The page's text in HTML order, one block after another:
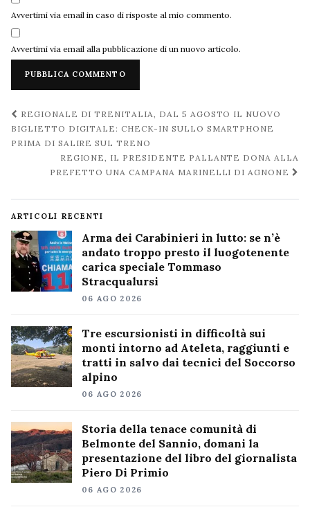
Avvertimi via email in caso di risposte al mio commento.
Avvertimi via email alla pubblicazione di un nuovo articolo.
Navigazione
post
REGIONALE DI TRENITALIA, DAL 5 AGOSTO IL NUOVO
BIGLIETTO DIGITALE: CHECK-IN SULLO SMARTPHONE
PRIMA DI SALIRE SUL TRENO
REGIONE, IL PRESIDENTE PALLANTE DONA ALLA
PREFETTO UNA CAMPANA MARINELLI DI AGNONE
ARTICOLI RECENTI
Arma dei Carabinieri in lutto: se n’è
andato troppo presto il luogotenente
carica speciale Tommaso
Stracqualursi
06 AGO 2026
Tre escursionisti in difficoltà sui
monti intorno ad Ateleta, raggiunti e
tratti in salvo dai tecnici del Soccorso
alpino
06 AGO 2026
Storia della tenace comunità di
Belmonte del Sannio, domani la
presentazione del libro del giornalista
Piero Di Primio
06 AGO 2026